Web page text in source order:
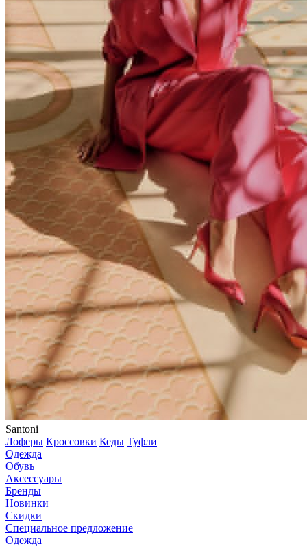
Santoni
Лоферы Кроссовки Кеды Туфли
Одежда
Обувь
Аксессуары
Бренды
Новинки
Скидки
Специальное предложение
Одежда